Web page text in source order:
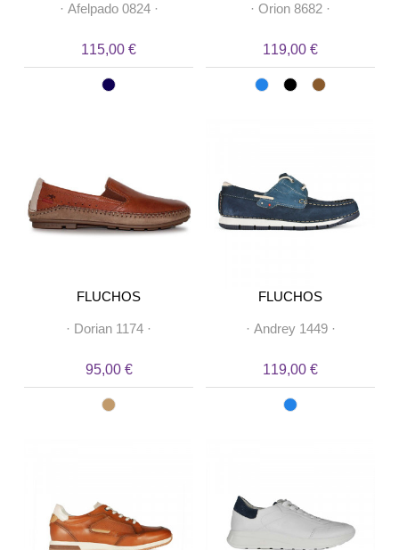
· Afelpado 0824·
115,00 €
· Orion 8682 ·
119,00 €
FLUCHOS
· Dorian 1174 ·
95,00 €
FLUCHOS
· Andrey 1449·
119,00 €